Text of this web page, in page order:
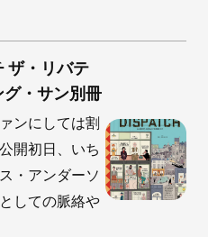
ザ・リバテ
グ・サン別冊
ンにしては割
開初日、いち
・アンダーソ
しての脈絡や